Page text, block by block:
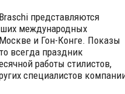
представляются
международных
и Гон-Конге. Показы
всегда праздник
работы стилистов,
специалистов